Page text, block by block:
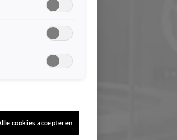
cookies accepteren